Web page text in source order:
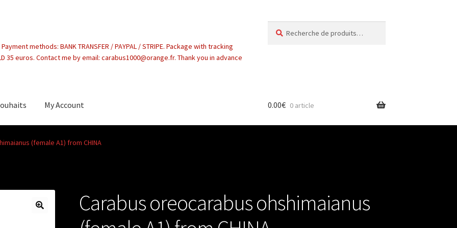
methods: BANK TRANSFER / PAYPAL / STRIPE. Package with tracking
35 euros. Contact me by email: carabus1000@orange.fr. Thank you in advance
pour :
My Account 0.00€ 0 article
(female A1) from CHINA
Carabus oreocarabus ohshimaianus